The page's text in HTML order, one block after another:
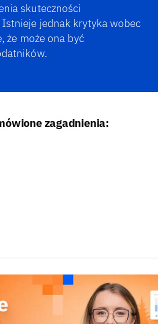
skuteczności
jednak krytyka wobec
że może ona być
zagadnienia: